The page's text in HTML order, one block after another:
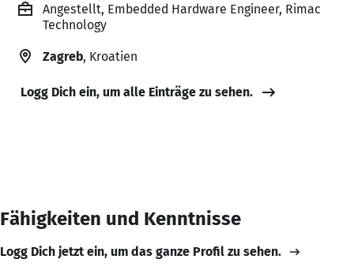
Angestellt, Embedded Hardware Engineer, Rimac
Technology
Zagreb, Kroatien
Logg Dich ein, um alle Einträge zu sehen.
Fähigkeiten und Kenntnisse
Logg Dich jetzt ein, um das ganze Profil zu sehen.